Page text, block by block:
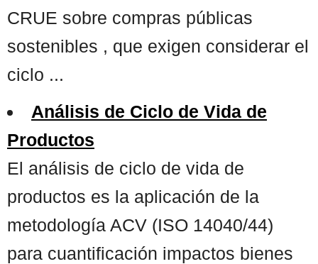
CRUE sobre compras públicas
sostenibles , que exigen considerar el
ciclo ...
Análisis de Ciclo de Vida de
Productos
El análisis de ciclo de vida de
productos es la aplicación de la
metodología ACV (ISO 14040/44)
para cuantificación impactos bienes